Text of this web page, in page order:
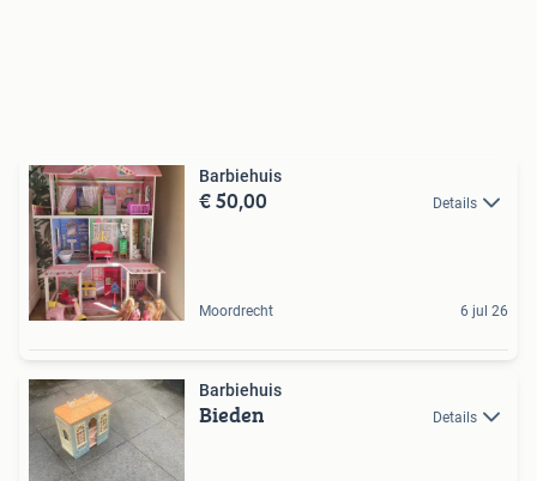
Barbiehuis
€ 50,00 Details
Moordrecht 6 jul 26
Barbiehuis
Bieden Details